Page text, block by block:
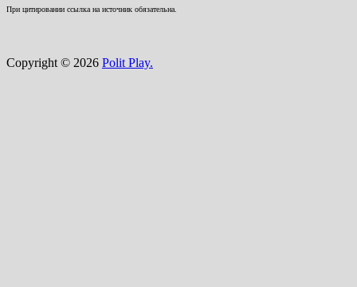
При цитировании ссылка на источник обязательна.
Copyright © 2026 Polit Play.